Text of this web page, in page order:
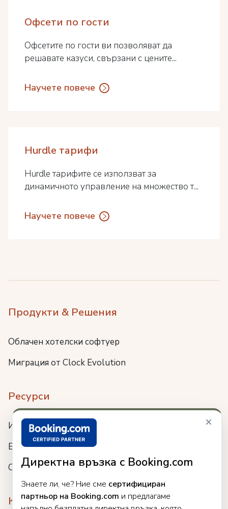
×
Директна връзка с Booking.com
Знаете ли, че? Ние сме сертифициран
партньор на Booking.com и предлагаме
Офсети по гости
Офсетите по гости ви позволяват да
решавате казуси, свързани с цените...
Научете повече
Hurdle тарифи
Hurdle тарифите се използват за
динамичното управление на множество т...
Научете повече
Продукти & Решения
Облачен хотелски софтуер
Миграция от Clock Evolution
Ресурси
Интеграции
Блог
Събития
Компания